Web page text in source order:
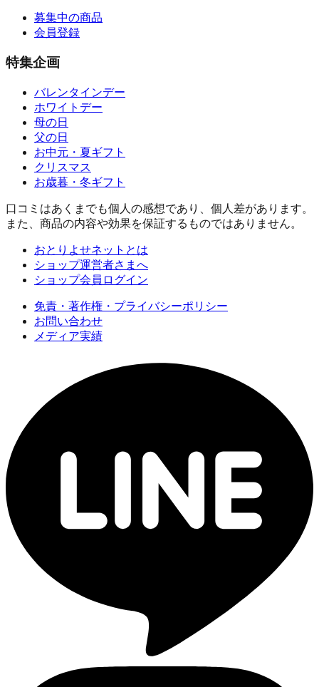
募集中の商品
会員登録
特集企画
バレンタインデー
ホワイトデー
母の日
父の日
お中元・夏ギフト
クリスマス
お歳暮・冬ギフト
口コミはあくまでも個人の感想であり、個人差があります。
また、商品の内容や効果を保証するものではありません。
おとりよせネットとは
ショップ運営者さまへ
ショップ会員ログイン
免責・著作権・プライバシーポリシー
お問い合わせ
メディア実績